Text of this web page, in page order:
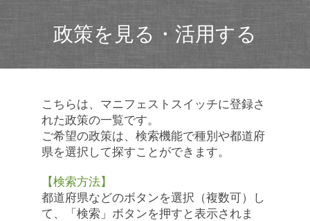
政策を見る・活用する
こちらは、マニフェストスイッチに登録さ
れた政策の一覧です。
ご希望の政策は、検索機能で種別や都道府
県を選択して探すことができます。
【検索方法】
都道府県などのボタンを選択（複数可）し
て、「検索」ボタンを押すと表示されま